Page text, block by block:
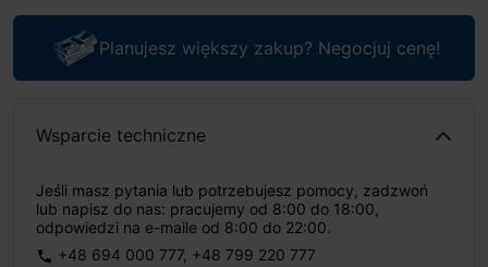
Planujesz większy zakup? Negocjuj cenę!
Wsparcie techniczne
Jeśli masz pytania lub potrzebujesz pomocy, zadzwoń
lub napisz do nas: pracujemy od 8:00 do 18:00,
odpowiedzi na e-maile od 8:00 do 22:00.
phone +48 694 000 777, +48 799 220 777